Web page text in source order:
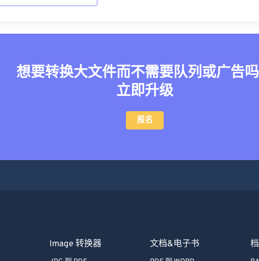
想要转换大文件而不需要队列或广告
立即升级
报名
Image 转换器 文档&电子书